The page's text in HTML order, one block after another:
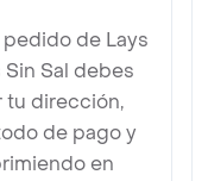
de Lays
Sin Sal debes
tu dirección,
de pago y
en